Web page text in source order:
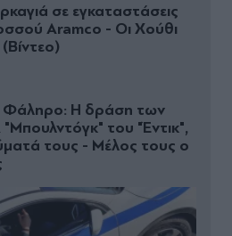
σε εγκαταστάσεις
Aramco - Οι Χούθι
Φάληρο: Η δράση των
του "Έντικ",
τους - Μέλος τους ο